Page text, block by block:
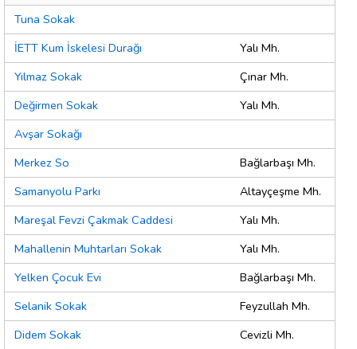
Tuna Sokak
İETT Kum İskelesi Durağı
Yalı Mh.
Yılmaz Sokak
Çınar Mh.
Değirmen Sokak
Yalı Mh.
Avşar Sokağı
Merkez So
Bağlarbaşı Mh.
Samanyolu Parkı
Altayçeşme Mh.
Mareşal Fevzi Çakmak Caddesi
Yalı Mh.
Mahallenin Muhtarları Sokak
Yalı Mh.
Yelken Çocuk Evi
Bağlarbaşı Mh.
Selanik Sokak
Feyzullah Mh.
Didem Sokak
Cevizli Mh.